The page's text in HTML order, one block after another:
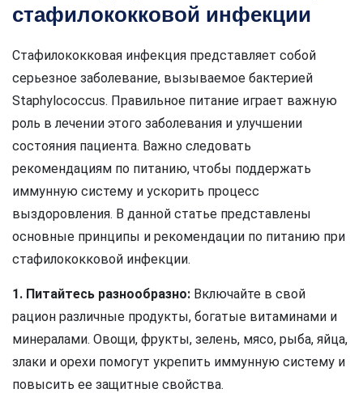
стафилококковой инфекции
Стафилококковая инфекция представляет собой
серьезное заболевание, вызываемое бактерией
Staphylococcus. Правильное питание играет важную
роль в лечении этого заболевания и улучшении
состояния пациента. Важно следовать
рекомендациям по питанию, чтобы поддержать
иммунную систему и ускорить процесс
выздоровления. В данной статье представлены
основные принципы и рекомендации по питанию при
стафилококковой инфекции.
1. Питайтесь разнообразно: Включайте в свой
рацион различные продукты, богатые витаминами и
минералами. Овощи, фрукты, зелень, мясо, рыба, яйца,
злаки и орехи помогут укрепить иммунную систему и
повысить ее защитные свойства.